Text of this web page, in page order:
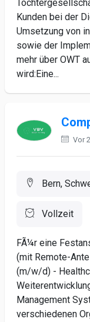
Kunden bei der
Umsetzung von
sowie der
mehr über OWT
wird:Eine...
Vor
Bern,
Vollzeit
FÃ¼r eine
(mit Remote-
(m/w/d) -
Management
verschiedenen